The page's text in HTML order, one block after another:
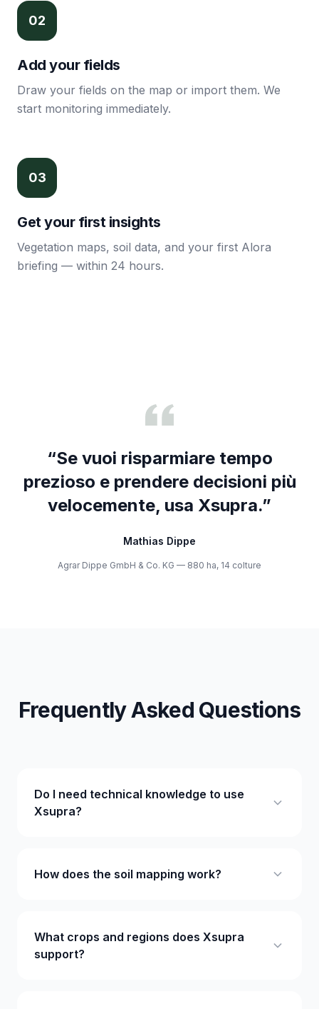
02
Add your fields
Draw your fields on the map or import them. We
start monitoring immediately.
03
Get your first insights
Vegetation maps, soil data, and your first Alora
briefing — within 24 hours.
“Se vuoi risparmiare tempo
prezioso e prendere decisioni più
velocemente, usa Xsupra.”
Mathias Dippe
Agrar Dippe GmbH & Co. KG — 880 ha, 14 colture
Frequently Asked Questions
Do I need technical knowledge to use
Xsupra?
How does the soil mapping work?
What crops and regions does Xsupra
support?